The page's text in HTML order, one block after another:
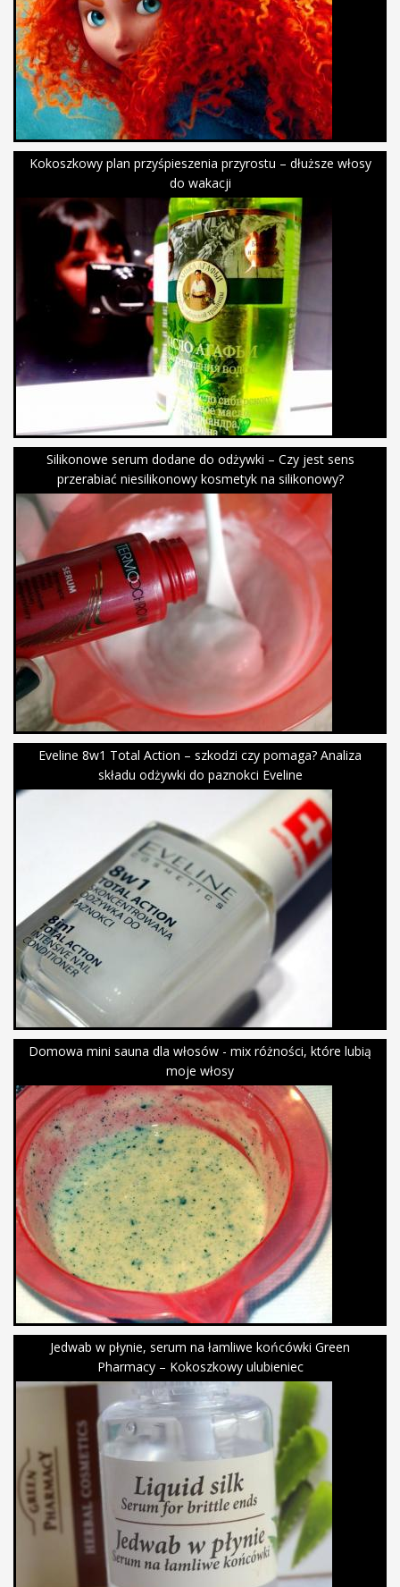
Kokoszkowy plan przyśpieszenia przyrostu – dłuższe włosy
do wakacji
Silikonowe serum dodane do odżywki – Czy jest sens
przerabiać niesilikonowy kosmetyk na silikonowy?
Eveline 8w1 Total Action – szkodzi czy pomaga? Analiza
składu odżywki do paznokci Eveline
Domowa mini sauna dla włosów - mix różności, które lubią
moje włosy
Jedwab w płynie, serum na łamliwe końcówki Green
Pharmacy – Kokoszkowy ulubieniec